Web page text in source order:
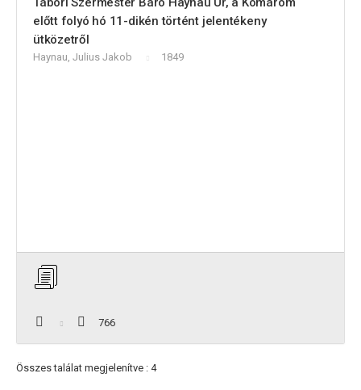
előtt folyó hó 11-dikén történt jelentékeny
ütközetről
Haynau, Julius Jakob 1849
766
Összes találat megjelenítve : 4